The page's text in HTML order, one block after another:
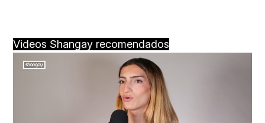
Videos Shangay recomendados